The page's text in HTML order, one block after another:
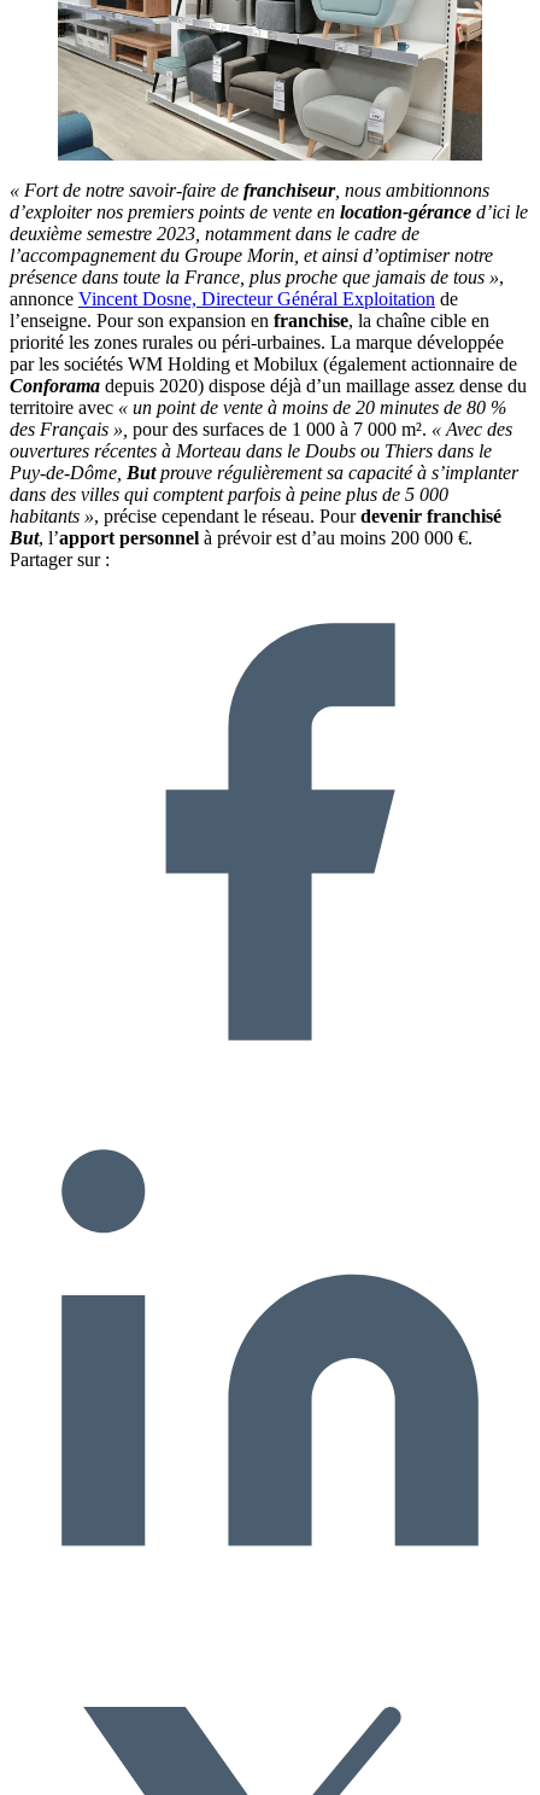
« Fort de notre savoir-faire de franchiseur, nous ambitionnons
d’exploiter nos premiers points de vente en location-gérance d’ici le
deuxième semestre 2023, notamment dans le cadre de
l’accompagnement du Groupe Morin, et ainsi d’optimiser notre
présence dans toute la France, plus proche que jamais de tous »,
annonce Vincent Dosne, Directeur Général Exploitation de
l’enseigne. Pour son expansion en franchise, la chaîne cible en
priorité les zones rurales ou péri-urbaines. La marque développée
par les sociétés WM Holding et Mobilux (également actionnaire de
Conforama depuis 2020) dispose déjà d’un maillage assez dense du
territoire avec « un point de vente à moins de 20 minutes de 80 %
des Français », pour des surfaces de 1 000 à 7 000 m². « Avec des
ouvertures récentes à Morteau dans le Doubs ou Thiers dans le
Puy-de-Dôme, Butprouve régulièrement sa capacité à s’implanter
dans des villes qui comptent parfois à peine plus de 5 000
habitants », précise cependant le réseau. Pourdevenir franchisé
But, l’apport personnel à prévoir est d’au moins 200 000 €.
Partager sur :